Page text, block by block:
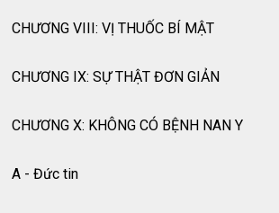
CHƯƠNG VIII: VỊ THUỐC BÍ MẬT
CHƯƠNG IX: SỰ THẬT ĐƠN GIẢN
CHƯƠNG X: KHÔNG CÓ BỆNH NAN Y
A - Đức tin